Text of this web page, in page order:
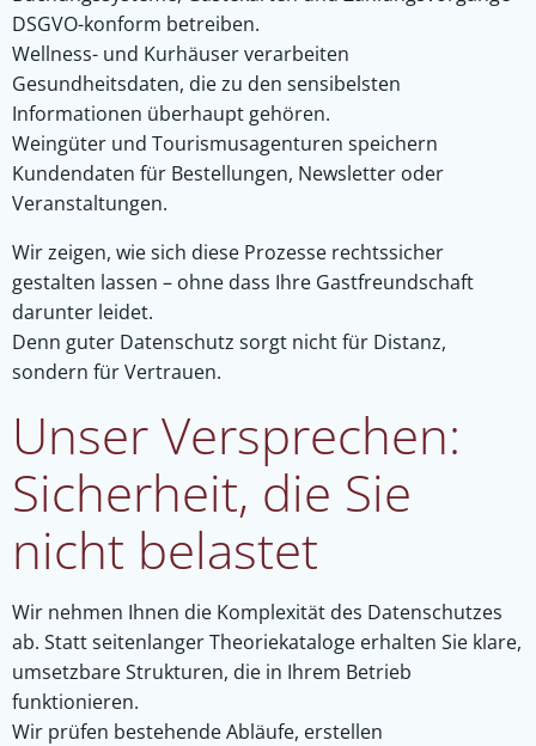
DSGVO-konform betreiben.
Wellness- und Kurhäuser verarbeiten
Gesundheitsdaten, die zu den sensibelsten
Informationen überhaupt gehören.
Weingüter und Tourismusagenturen speichern
Kundendaten für Bestellungen, Newsletter oder
Veranstaltungen.
Wir zeigen, wie sich diese Prozesse rechtssicher
gestalten lassen – ohne dass Ihre Gastfreundschaft
darunter leidet.
Denn guter Datenschutz sorgt nicht für Distanz,
sondern für Vertrauen.
Unser Versprechen:
Sicherheit, die Sie
nicht belastet
Wir nehmen Ihnen die Komplexität des Datenschutzes
ab. Statt seitenlanger Theoriekataloge erhalten Sie klare,
umsetzbare Strukturen, die in Ihrem Betrieb
funktionieren.
Wir prüfen bestehende Abläufe, erstellen